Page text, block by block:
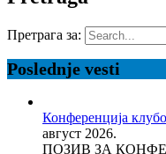
Претрага за:
Poslednje vesti
Конференција
август 2026.
ПОЗИВ ЗА